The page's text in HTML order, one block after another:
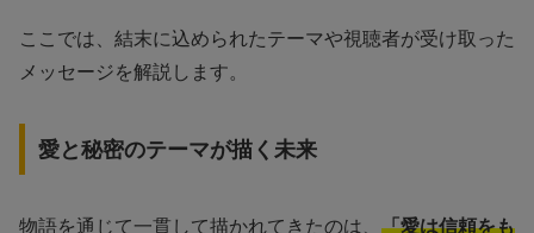
ここでは、結末に込められたテーマや視聴者が受け取った
メッセージを解説します。
愛と秘密のテーマが描く未来
物語を通じて一貫して描かれてきたのは、 「愛は信頼をも